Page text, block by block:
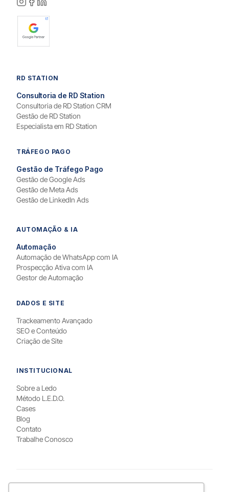
RD STATION
Consultoria de RD Station
Consultoria de RD Station CRM
Gestão de RD Station
Especialista em RD Station
TRÁFEGO PAGO
Gestão de Tráfego Pago
Gestão de Google Ads
Gestão de Meta Ads
Gestão de LinkedIn Ads
AUTOMAÇÃO & IA
Automação
Automação de WhatsApp com IA
Prospecção Ativa com IA
Gestor de Automação
DADOS E SITE
Trackeamento Avançado
SEO e Conteúdo
Criação de Site
INSTITUCIONAL
Sobre a Ledo
Método L.E.D.O.
Cases
Blog
Contato
Trabalhe Conosco